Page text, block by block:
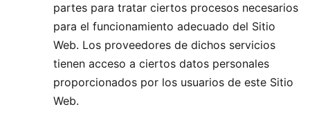
partes para tratar ciertos procesos necesarios
para el funcionamiento adecuado del Sitio
Web. Los proveedores de dichos servicios
tienen acceso a ciertos datos personales
proporcionados por los usuarios de este Sitio
Web.